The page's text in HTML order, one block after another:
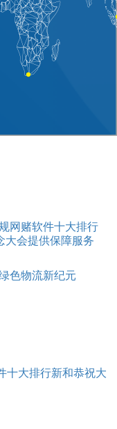
网赌软件十大排行
大会提供保障服务
色物流新纪元
十大排行新和恭祝大